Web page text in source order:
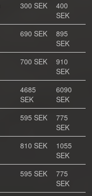
300 SEK
400
SEK
690 SEK
895
SEK
700 SEK
910
SEK
4685
SEK
6090
SEK
595 SEK
775
SEK
810 SEK
1055
SEK
595 SEK
775
SEK